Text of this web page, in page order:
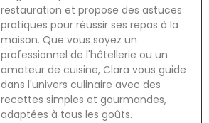
restauration et propose des astuces
pratiques pour réussir ses repas à la
maison. Que vous soyez un
professionnel de l'hôtellerie ou un
amateur de cuisine, Clara vous guide
dans l'univers culinaire avec des
recettes simples et gourmandes,
adaptées à tous les goûts.